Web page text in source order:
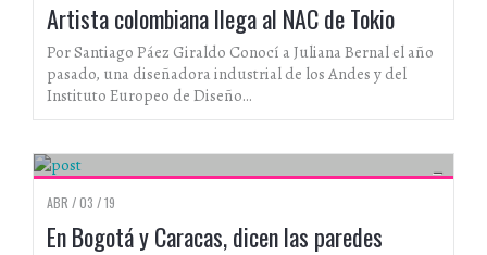
Artista colombiana llega al NAC de Tokio
Por Santiago Páez Giraldo Conocí a Juliana Bernal el año
pasado, una diseñadora industrial de los Andes y del
Instituto Europeo de Diseño…
ABR / 03 / 19
En Bogotá y Caracas, dicen las paredes